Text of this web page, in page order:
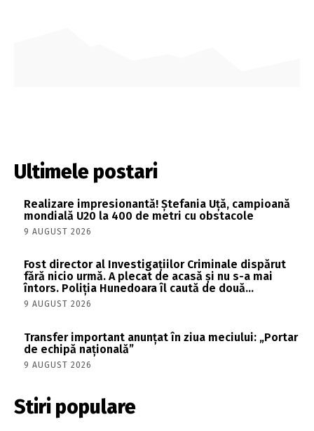
Ultimele postari
Realizare impresionantă! Ștefania Uță, campioană
mondială U20 la 400 de metri cu obstacole
9 AUGUST 2026
Fost director al Investigațiilor Criminale dispărut
fără nicio urmă. A plecat de acasă și nu s-a mai
întors. Poliția Hunedoara îl caută de două...
9 AUGUST 2026
Transfer important anunțat în ziua meciului: „Portar
de echipă națională”
9 AUGUST 2026
Stiri populare